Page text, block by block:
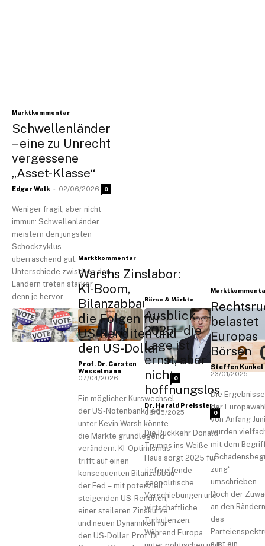
Marktkommentar
Schwellenländer
– eine zu Unrecht
vergessene
„Asset-Klasse“
Edgar Walk - 02/06/2026 0
Weniger fragil, aber nicht
immun: Schwellenländer
meistern den jüngsten
Schockzyklus
überraschend gut. Doch die
Unterschiede zwischen den
Ländern treten stärker
denn je hervor.
Marktkommentar
Warshs Zinslabor:
KI-Boom,
Bilanzabbau und
die Folgen für
US-Renditen und
den US-Dollar
Prof. Dr. Carsten
Wesselmann -
07/04/2026 0
Ein möglicher Kurswechsel
der US-Notenbank Fed
unter Kevin Warsh könnte
die Märkte grundlegend
verändern: KI-Optimismus
trifft auf einen
konsequenten Bilanzabbau
der Fed – mit potenziell
steigenden US-Renditen,
einer steileren Zinskurve
und neuen Dynamiken für
den US-Dollar. Prof. Dr.
Börse & Märkte
Ausblick
2025 – die
Lage ist
ernst, aber
nicht
hoffnungslos
Dr. Harald Preissler -
06/05/2025 0
Die Rückkehr Donald
Trumps ins Weiße
Haus sorgt 2025 für
tiefgreifende
geopolitische
Verschiebungen und
wirtschaftliche
Turbulenzen.
Während Europa
belastet
Europas
Börsen
Steffen Kunkel
23/01/2025
Die Ergebnisse
der
von Anfang Juni
wurden
mit dem
zung“
umschrieben.
Doch der
an den Rändern
des
s ist ein